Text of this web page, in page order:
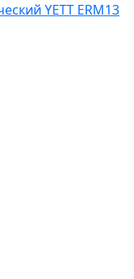
YETT ERM13